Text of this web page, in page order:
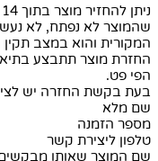
שהמוצר לא נפתח, לא
המקורית והוא במצב
החזרת מוצר תתבצע
הפי פט.
בעת בקשת החזרה יש
שם מלא
מספר הזמנה
טלפון ליצירת קשר
שם המוצר שאותו